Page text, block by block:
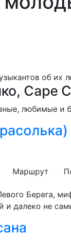
об их
Cape
любимые и
Маршрут
Берега,
и далеко не